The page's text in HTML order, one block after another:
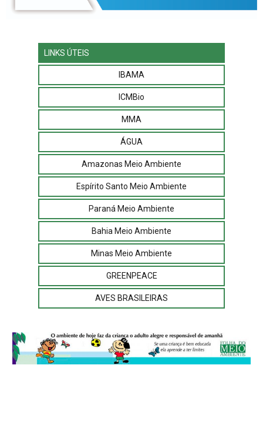
LINKS ÚTEIS
IBAMA
ICMBio
MMA
ÁGUA
Amazonas Meio Ambiente
Espírito Santo Meio Ambiente
Paraná Meio Ambiente
Bahia Meio Ambiente
Minas Meio Ambiente
GREENPEACE
AVES BRASILEIRAS